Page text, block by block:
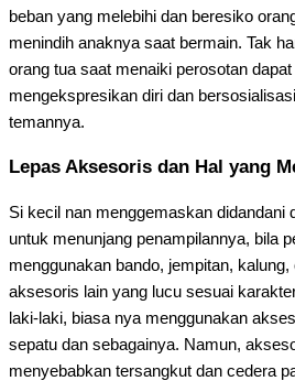
beban yang melebihi dan beresiko
menindih anaknya saat bermain. Tak
orang tua saat menaiki perosotan
mengekspresikan diri dan
temannya.
Lepas Aksesoris dan Hal yang
Si kecil nan menggemaskan didandani
untuk menunjang penampilannya, bila
menggunakan bando, jempitan,
aksesoris lain yang lucu sesuai
laki-laki, biasa nya menggunakan
sepatu dan sebagainya. Namun,
menyebabkan tersangkut dan cedera